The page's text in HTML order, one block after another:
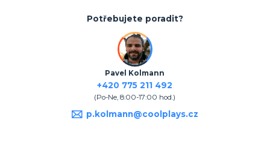
Potřebujete poradit?
Pavel Kolmann
+420 775 211 492
(Po-Ne, 8:00-17:00 hod.)
p.kolmann@coolplays.cz